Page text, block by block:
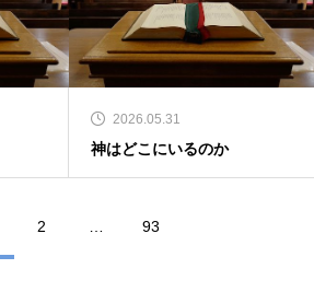
2026.05.31
神はどこにいるのか
2 93